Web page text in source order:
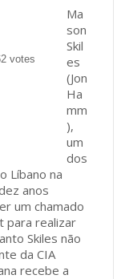
votes
Ma
son
Skil
es
(Jon
Ha
mm
),
um
dos
Líbano na
anos
um chamado
para realizar
Skiles não
da CIA
recebe a